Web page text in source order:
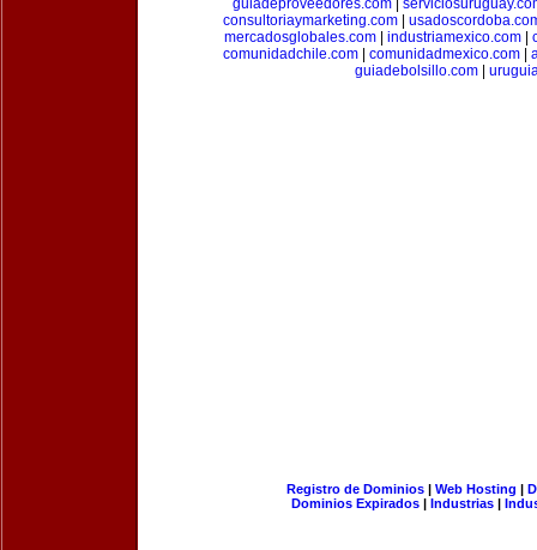
guiadeproveedores.com|
consultoriaymarketing.com
mercadosglobales.com| industriamexico.com|
comunidadchile.com
comunidadmexico.com
guiadebolsillo.com
Registro de Dominios| Web Hosting |
Dominios Expirados | Industrias |